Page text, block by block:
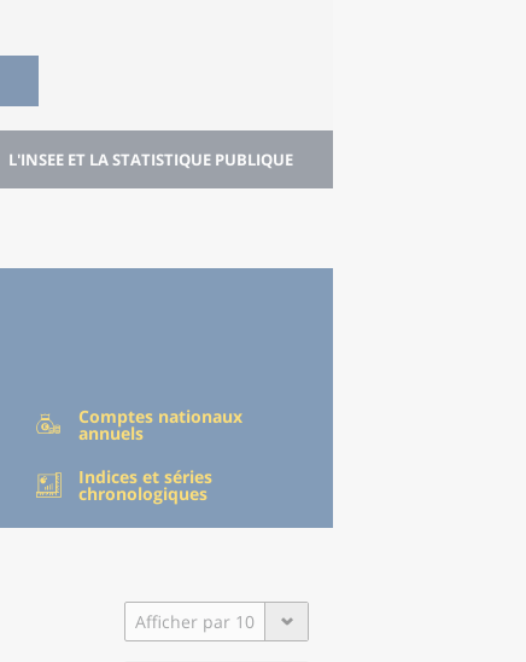
L'INSEE ET LA STATISTIQUE PUBLIQUE
Comptes nationaux
annuels
Indices et séries
chronologiques
Afficher par 10